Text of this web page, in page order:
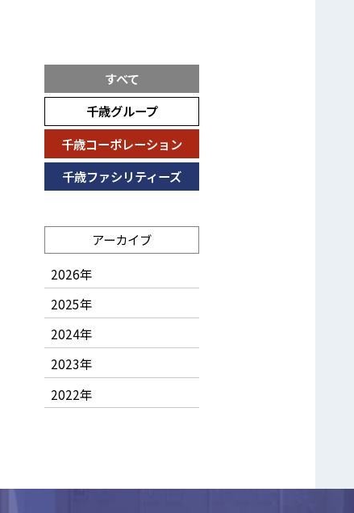
すべて
千歳グループ
千歳コーポレーション
千歳ファシリティーズ
アーカイブ
2026年
2025年
2024年
2023年
2022年